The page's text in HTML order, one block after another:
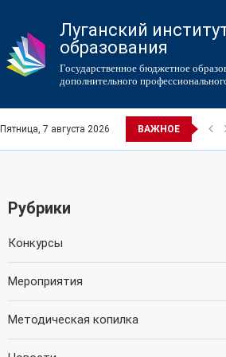
Луганский
образования
Государственное бюджетное
дополнительного
Пятница, 7 августа 2026 ВАЖНОЕ
Рубрики
Конкурсы
Мероприятия
Методическая копилка